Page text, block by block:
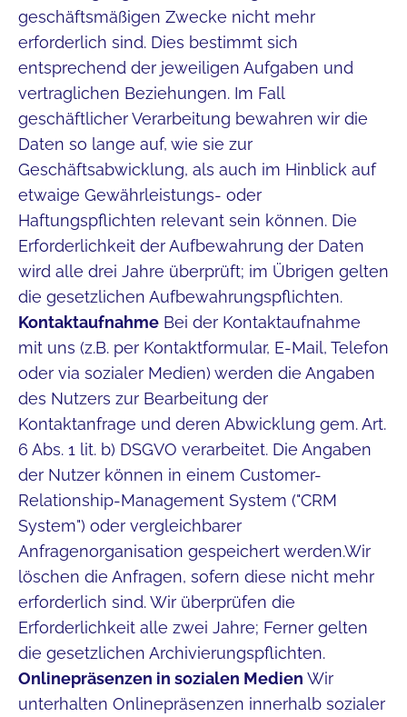
geschäftsmäßigen Zwecke nicht mehr
erforderlich sind. Dies bestimmt sich
entsprechend der jeweiligen Aufgaben und
vertraglichen Beziehungen. Im Fall
geschäftlicher Verarbeitung bewahren wir die
Daten so lange auf, wie sie zur
Geschäftsabwicklung, als auch im Hinblick auf
etwaige Gewährleistungs- oder
Haftungspflichten relevant sein können. Die
Erforderlichkeit der Aufbewahrung der Daten
wird alle drei Jahre überprüft; im Übrigen gelten
die gesetzlichen Aufbewahrungspflichten.
Kontaktaufnahme Bei der Kontaktaufnahme
mit uns (z.B. per Kontaktformular, E-Mail, Telefon
oder via sozialer Medien) werden die Angaben
des Nutzers zur Bearbeitung der
Kontaktanfrage und deren Abwicklung gem. Art.
6 Abs. 1 lit. b) DSGVO verarbeitet. Die Angaben
der Nutzer können in einem Customer-
Relationship-Management System ("CRM
System") oder vergleichbarer
Anfragenorganisation gespeichert werden.Wir
löschen die Anfragen, sofern diese nicht mehr
erforderlich sind. Wir überprüfen die
Erforderlichkeit alle zwei Jahre; Ferner gelten
die gesetzlichen Archivierungspflichten.
Onlinepräsenzen in sozialen Medien Wir
unterhalten Onlinepräsenzen innerhalb sozialer